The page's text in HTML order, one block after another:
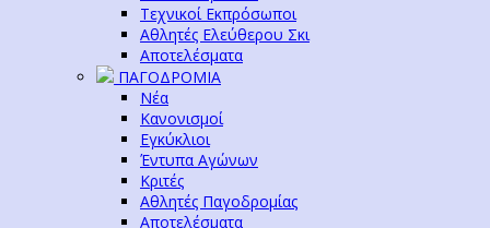
Τεχνικοί Εκπρόσωποι
Αθλητές Ελεύθερου Σκι
Αποτελέσματα
ΠΑΓΟΔΡΟΜΙΑ
Νέα
Κανονισμοί
Εγκύκλιοι
Έντυπα Αγώνων
Κριτές
Αθλητές Παγοδρομίας
Αποτελέσματα